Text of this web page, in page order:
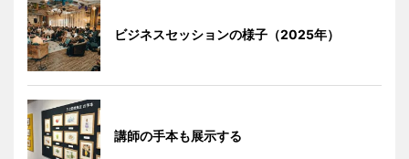
ビジネスセッションの様子（2025年）
講師の手本も展示する